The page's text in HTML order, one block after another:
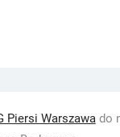
Piersi Warszawado